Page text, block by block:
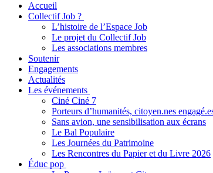
Accueil
Collectif Job ?
L’histoire de l’Espace Job
Le projet du Collectif Job
Les associations membres
Soutenir
Engagements
Actualités
Les événements
Ciné Ciné 7
Porteurs d’humanités, citoyen.nes
Sans avion, une sensibilisation aux écrans
Le Bal Populaire
Les Journées du Patrimoine
Les Rencontres du Papier et du Livre 2026
Éduc pop